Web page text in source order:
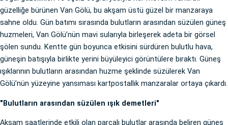
güzelliğe bürünen Van Gölü, bu akşam üstü güzel bir manzaraya
sahne oldu. Gün batımı sırasında bulutların arasından süzülen güneş
huzmeleri, Van Gölü’nün mavi sularıyla birleşerek adeta bir görsel
şölen sundu. Kentte gün boyunca etkisini sürdüren bulutlu hava,
güneşin batışıyla birlikte yerini büyüleyici görüntülere bıraktı. Güneş
ışıklarının bulutların arasından huzme şeklinde süzülerek Van
Gölü’nün yüzeyine yansıması kartpostallık manzaralar ortaya çıkardı.
"Bulutların arasından süzülen ışık demetleri"
Akşam saatlerinde etkili olan parçalı bulutlar arasında beliren güneş